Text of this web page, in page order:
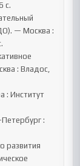
с.
— Москва :
: Владос,